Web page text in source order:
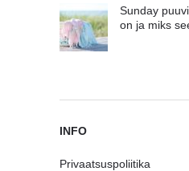
Sunday
on ja miks
INFO
Privaatsuspoliitika